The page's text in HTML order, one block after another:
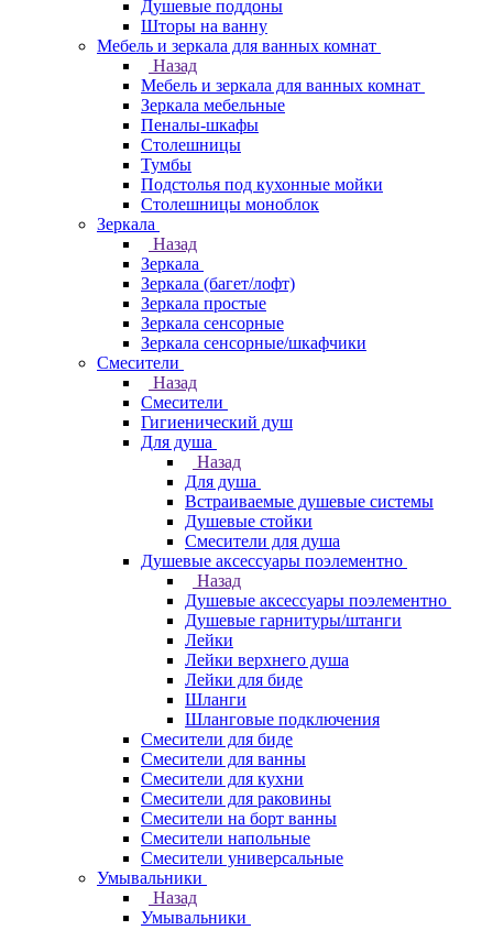
Душевые поддоны
Шторы на ванну
Мебель и зеркала для ванных комнат
Назад
Мебель и зеркала для ванных комнат
Зеркала мебельные
Пеналы-шкафы
Столешницы
Тумбы
Подстолья под кухонные мойки
Столешницы моноблок
Зеркала
Назад
Зеркала
Зеркала (багет/лофт)
Зеркала простые
Зеркала сенсорные
Зеркала сенсорные/шкафчики
Смесители
Назад
Смесители
Гигиенический душ
Для душа
Назад
Для душа
Встраиваемые душевые системы
Душевые стойки
Смесители для душа
Душевые аксессуары поэлементно
Назад
Душевые аксессуары поэлементно
Душевые гарнитуры/штанги
Лейки
Лейки верхнего душа
Лейки для биде
Шланги
Шланговые подключения
Смесители для биде
Смесители для ванны
Смесители для кухни
Смесители для раковины
Смесители на борт ванны
Смесители напольные
Смесители универсальные
Умывальники
Назад
Умывальники